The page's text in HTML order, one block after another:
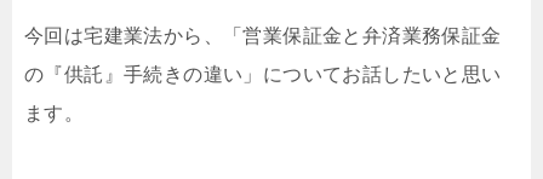
今回は宅建業法から、「営業保証金と弁済業務保証金
の『供託』手続きの違い」についてお話したいと思い
ます。